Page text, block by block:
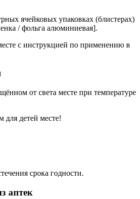
ячейковых упаковках (блистерах)
/ фольга алюминиевая].
с инструкцией по применению в
от света месте при температуре
для детей месте!
срока годности.
аптек